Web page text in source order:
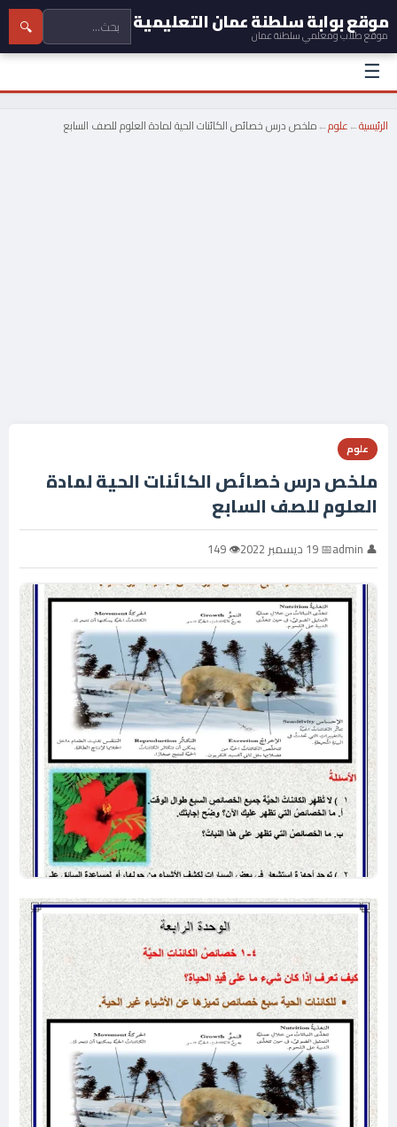
موقع بوابة سلطنة عمان التعليمية
موقع طلاب ومعلمي سلطنة عمان 🔍
☰
الرئيسية←علوم←ملخص درس خصائص الكائنات الحية لمادة العلوم للصف السابع
علوم
ملخص درس خصائص الكائنات الحية لمادة
العلوم للصف السابع
👤 admin 📅 19 ديسمبر 2022 👁 149